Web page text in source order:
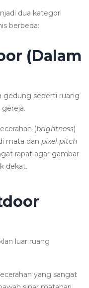
dua kategori
berbeda:
(Dalam
gedung seperti ruang
gereja.
(brightness)
mata dan pixel pitch
rapat agar gambar
dekat.
luar ruang
yang sangat